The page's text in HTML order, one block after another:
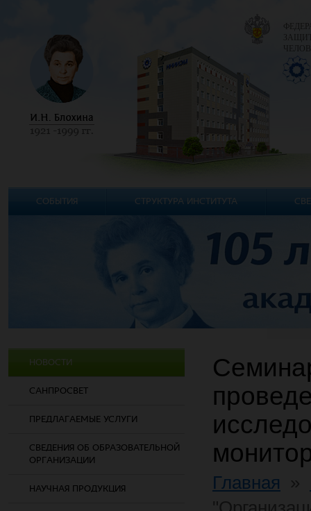
НОВОСТИ
САНПРОСВЕТ
ПРЕДЛАГАЕМЫЕ УСЛУГИ
СВЕДЕНИЯ ОБ ОБРАЗОВАТЕЛЬНОЙ
ОРГАНИЗАЦИИ
НАУЧНАЯ ПРОДУКЦИЯ Главная
СОБЫТИЯ СТРУКТУРА ИНСТИТУТА